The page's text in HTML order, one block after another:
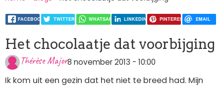
here:FACEBOOK TWITTER WHATSAPP LINKEDIN PINTEREST EMAIL
Het chocolaatje dat voorbijging
Thérèse Major8 november 2013 - 10:00
Ik kom uit een gezin dat het niet te breed had. Mijn